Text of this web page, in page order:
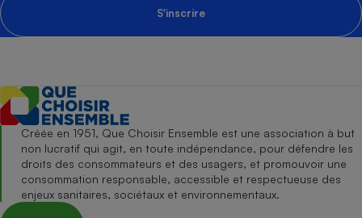
S'inscrire
Créée en 1951, Que Choisir Ensemble est une association à but
non lucratif qui agit, en toute indépendance, pour défendre les
droits des consommateurs et des usagers, et promouvoir une
consommation responsable, accessible et respectueuse des
enjeux sanitaires, sociétaux et environnementaux.